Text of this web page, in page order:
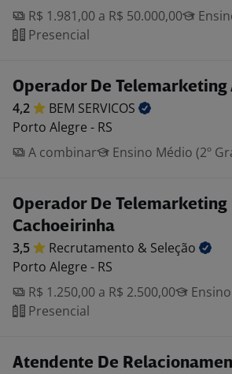
R$ 1.981,00 a R$ 50.000,00
Presencial
Operador De Telemarketing
4,2 BEM SERVICOS
Porto Alegre - RS
A combinar
Ensino Médio (2º
Operador De Telemarketing
Cachoeirinha
3,5 Recrutamento & Seleção
Porto Alegre - RS
R$ 1.250,00 a R$ 2.500,00
Presencial
Atendente De